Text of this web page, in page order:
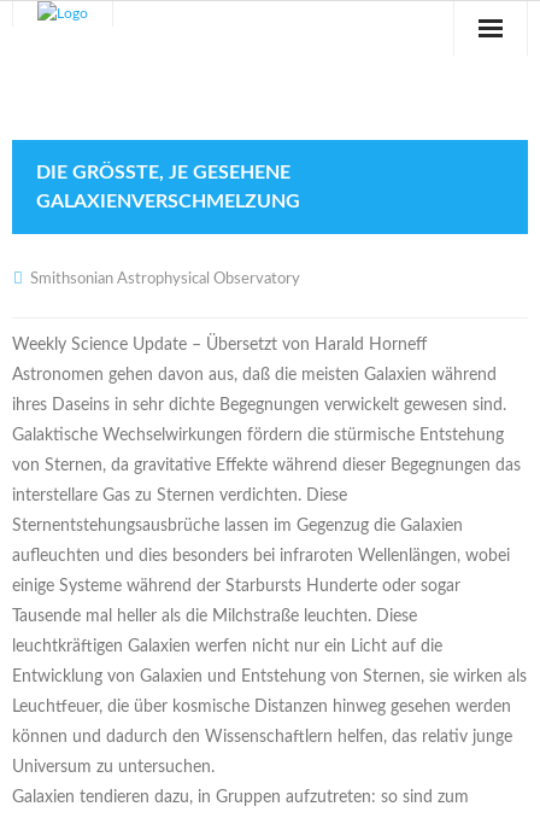
Veranstaltungen
Verein
Kontakt
DIE GRÖSSTE, JE GESEHENE G
ALAXIENVERSCHMELZUNG
Smithsonian Astrophysical Observatory
Weekly Science Update – Übersetzt von Harald Horneff
Astronomen gehen davon aus, daß die meisten Galaxien während
ihres Daseins in sehr dichte Begegnungen verwickelt gewesen sind.
Galaktische Wechselwirkungen fördern die stürmische Entstehung
von Sternen, da gravitative Effekte während dieser Begegnungen das
interstellare Gas zu Sternen verdichten. Diese
Sternentstehungsausbrüche lassen im Gegenzug die Galaxien
aufleuchten und dies besonders bei infraroten Wellenlängen, wobei
einige Systeme während der Starbursts Hunderte oder sogar
Tausende mal heller als die Milchstraße leuchten. Diese
leuchtkräftigen Galaxien werfen nicht nur ein Licht auf die
Entwicklung von Galaxien und Entstehung von Sternen, sie wirken als
Leuchtfeuer, die über kosmische Distanzen hinweg gesehen werden
können und dadurch den Wissenschaftlern helfen, das relativ junge
Universum zu untersuchen.
Galaxien tendieren dazu, in Gruppen aufzutreten: so sind zum